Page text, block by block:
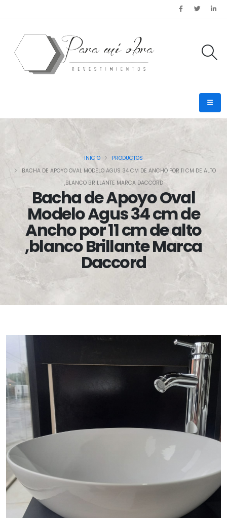
Bacha de Apoyo Oval
Modelo Agus 34 cm de
Ancho por 11 cm de alto
,blanco Brillante Marca
Daccord
INICIO
PRODUCTOS
BACHA DE APOYO OVAL MODELO AGUS 34 CM DE ANCHO POR 11 CM DE ALTO
,BLANCO BRILLANTE MARCA DACCORD